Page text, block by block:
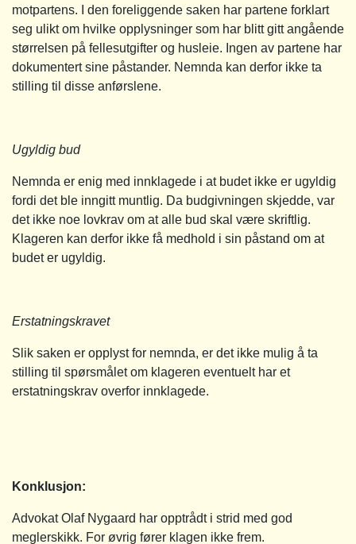
motpartens. I den foreliggende saken har partene forklart
seg ulikt om hvilke opplysninger som har blitt gitt angående
størrelsen på fellesutgifter og husleie. Ingen av partene har
dokumentert sine påstander. Nemnda kan derfor ikke ta
stilling til disse anførslene.
Ugyldig bud
Nemnda er enig med innklagede i at budet ikke er ugyldig
fordi det ble inngitt muntlig. Da budgivningen skjedde, var
det ikke noe lovkrav om at alle bud skal være skriftlig.
Klageren kan derfor ikke få medhold i sin påstand om at
budet er ugyldig.
Erstatningskravet
Slik saken er opplyst for nemnda, er det ikke mulig å ta
stilling til spørsmålet om klageren eventuelt har et
erstatningskrav overfor innklagede.
Konklusjon:
Advokat Olaf Nygaard har opptrådt i strid med god
meglerskikk. For øvrig fører klagen ikke frem.